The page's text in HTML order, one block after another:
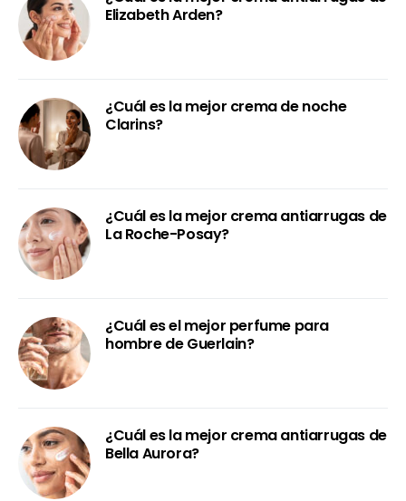
Elizabeth Arden?
¿Cuál es la mejor crema de noche
Clarins?
¿Cuál es la mejor crema antiarrugas de
La Roche-Posay?
¿Cuál es el mejor perfume para
hombre de Guerlain?
¿Cuál es la mejor crema antiarrugas de
Bella Aurora?